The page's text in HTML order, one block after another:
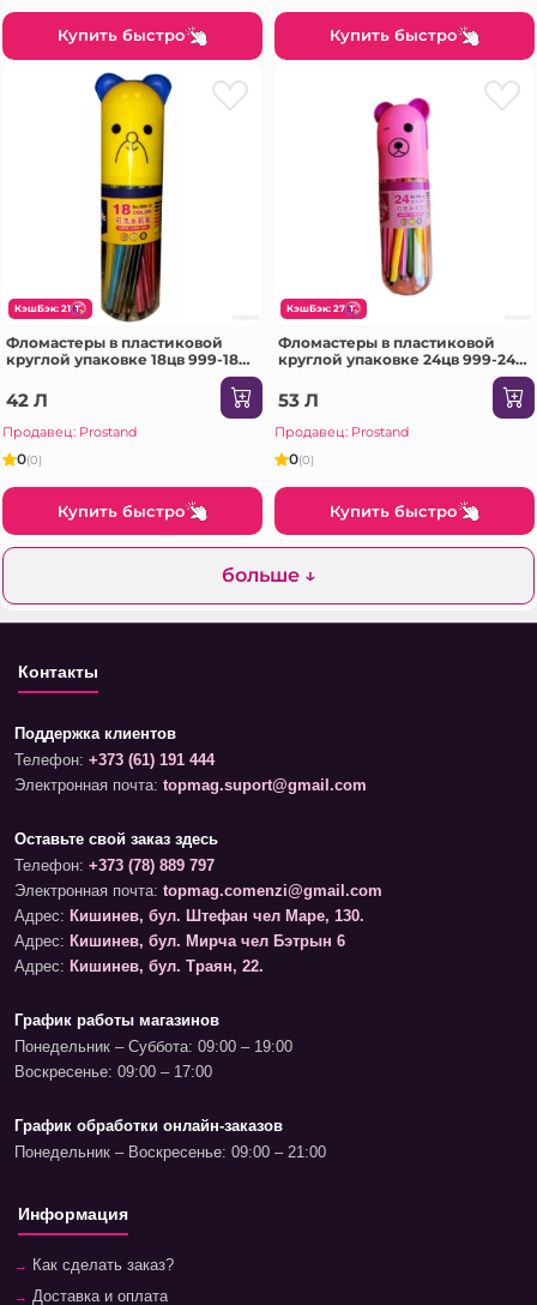
Купить быстро Купить быстро
КэшБэк: 21
Фломастеры в пластиковой
круглой упаковке 18цв 999-18
42 Л
Продавец: Prostand
0(0)
Купить быстро
КэшБэк: 27
Фломастеры в пластиковой
круглой упаковке 24цв 999-24
53 Л
Продавец: Prostand
0(0)
Купить быстро
больше ↓
Контакты
Поддержка клиентов
Телефон: +373 (61) 191 444
Электронная почта: topmag.suport@gmail.com
Оставьте свой заказ здесь
Телефон: +373 (78) 889 797
Электронная почта: topmag.comenzi@gmail.com
Адрес: Кишинев, бул. Штефан чел Маре, 130.
Адрес: Кишинев, бул. Мирча чел Бэтрын 6
Адрес: Кишинев, бул. Траян, 22.
График работы магазинов
Понедельник – Суббота: 09:00 – 19:00
Воскресенье: 09:00 – 17:00
График обработки онлайн-заказов
Понедельник – Воскресенье: 09:00 – 21:00
Информация
Как сделать заказ?
Доставка и оплата